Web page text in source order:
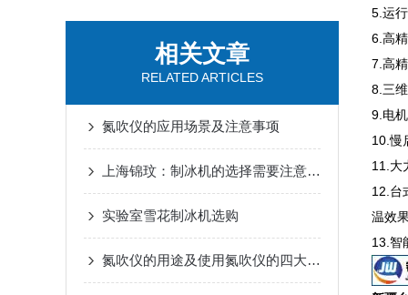
相关文章
RELATED ARTICLES
氮吹仪的应用场景及注意事项
上海锦玟：制冰机的选择需要注意以下3点
实验室雪花制冰机选购
氮吹仪的用途及使用氮吹仪的四大优势
5.运
6.高
7.高
8.三
9.电
10.慢
11.大
12.台
温效
13.智